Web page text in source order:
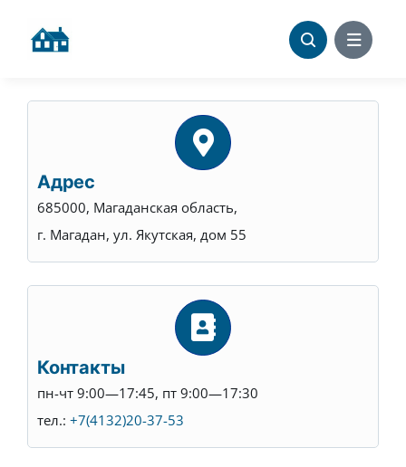
Адрес
685000, Магаданская область,
г. Магадан, ул. Якутская, дом 55
Контакты
пн-чт 9:00—17:45, пт 9:00—17:30
тел.: +7(4132)20-37-53